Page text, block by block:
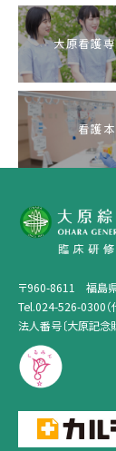
大原看護
看護
〒960-8611 福島
Tel.024-526-0300（
法人番号〔大原記